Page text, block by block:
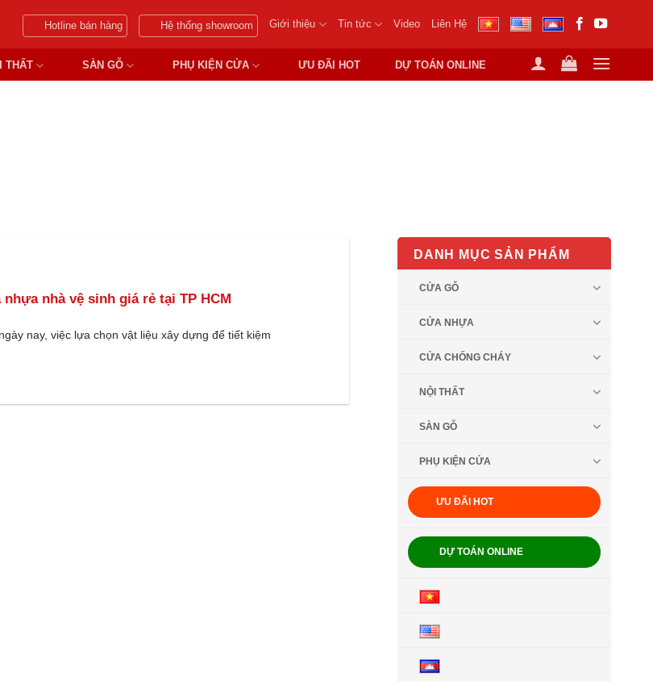
Hotline bán hàng Hệ thống showroom Giới thiệu Tin tức Video Liên Hệ
THẤT SÀN GỖ PHỤ KIỆN CỬA ƯU ĐÃI HOT DỰ TOÁN ONLINE
nhựa nhà vệ sinh giá rẻ tại TP HCM
nay, việc lựa chọn vật liệu xây dựng để tiết kiệm
DANH MỤC SẢN PHẨM
CỬA GỖ
CỬA NHỰA
CỬA CHỐNG CHÁY
NỘI THẤT
SÀN GỖ
PHỤ KIỆN CỬA
ƯU ĐÃI HOT
DỰ TOÁN ONLINE